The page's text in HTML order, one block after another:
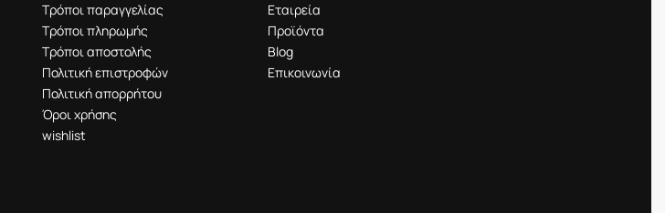
Τρόποι παραγγελίας
Τρόποι πληρωμής
Τρόποι αποστολής
Πολιτική επιστροφών
Πολιτική απορρήτου
Όροι χρήσης
wishlist
Εταιρεία
Προϊόντα
Blog
Επικοινωνία